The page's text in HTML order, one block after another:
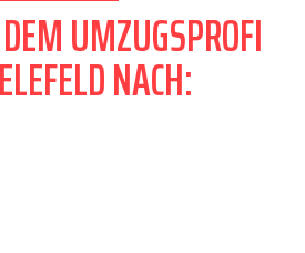
UMZUGSPROFI
NACH: